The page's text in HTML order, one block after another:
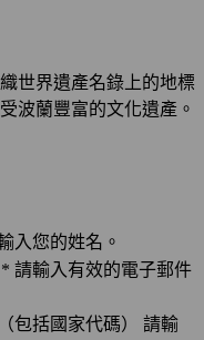
世界遺產名錄上的地標
波蘭豐富的文化遺產。
入您的姓名。
請輸入有效的電子郵件
包括國家代碼）
請輸